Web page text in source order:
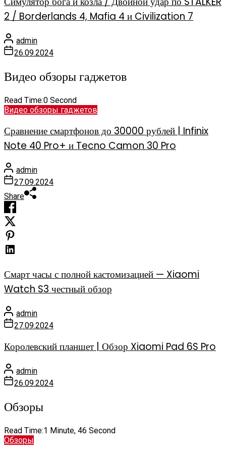
2 / Borderlands 4, Mafia 4 и Civilization 7
admin
26.09.2024
Видео обзоры гаджетов
Read Time:0 Second
Видео обзоры гаджетов
Сравнение смартфонов до 30000 рублей | Infinix
Note 40 Pro+ и Tecno Camon 30 Pro
admin
27.09.2024
Share
Смарт часы с полной кастомизацией — Xiaomi
Watch S3 честный обзор
admin
27.09.2024
Королевский планшет | Обзор Xiaomi Pad 6S Pro
admin
26.09.2024
Обзоры
Read Time:1 Minute, 46 Second
Обзоры